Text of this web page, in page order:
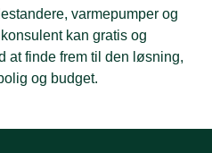
varmepumper og
kan gratis og
at finde frem til den løsning,
og budget.